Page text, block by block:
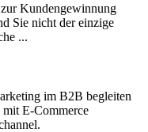
Kundengewinnung
Sie nicht der einzige
...
im B2B begleiten
E-Commerce